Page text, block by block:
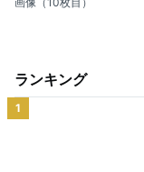
ランキング
1